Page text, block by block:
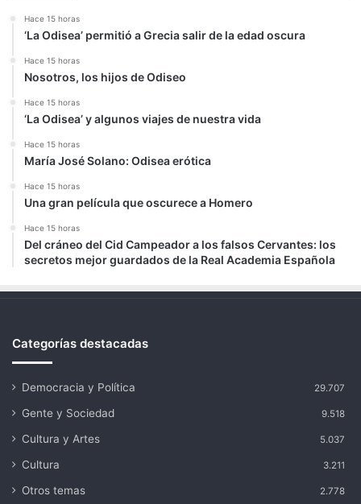
Hace 15 horas
‘La Odisea’ permitió a Grecia salir de la edad oscura
Hace 15 horas
Nosotros, los hijos de Odiseo
Hace 15 horas
‘La Odisea’ y algunos viajes de nuestra vida
Hace 15 horas
María José Solano: Odisea erótica
Hace 15 horas
Una gran película que oscurece a Homero
Hace 15 horas
Del cráneo del Cid Campeador a los falsos Cervantes: los
secretos mejor guardados de la Real Academia Española
Categorías destacadas
Democracia y Política 29.707
Gente y Sociedad 9.518
Cultura y Artes 5.037
Cultura 3.211
Otros temas 2.778